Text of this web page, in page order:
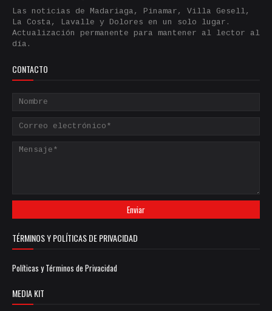
Las noticias de Madariaga, Pinamar, Villa Gesell,
La Costa, Lavalle y Dolores en un solo lugar.
Actualización permanente para mantener al lector al
día.
CONTACTO
TÉRMINOS Y POLÍTICAS DE PRIVACIDAD
Políticas y Términos de Privacidad
MEDIA KIT